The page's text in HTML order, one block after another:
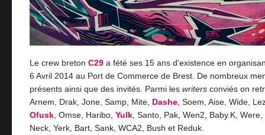
Le crew breton C29 a fété ses 15 ans d'existence en
6 Avril 2014 au Port de Commerce de Brest. De nombreux
présents ainsi que des invités. Parmi les writers conviés on
Arnem, Drak, Jone, Samp, Mite, Dashe , Soem, Aise, Wide,
Ofusk , Omse, Haribo, Yulk , Santo, Pak, Wen2, Baby.K, Were,
Neck, Yerk, Bart, Sank, WCA2, Bush et Reduk.